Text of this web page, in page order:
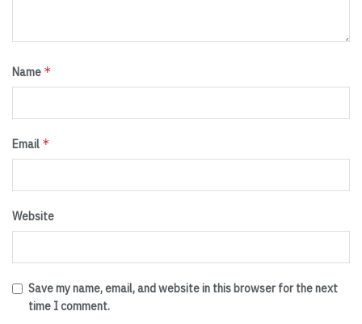
Name *
Email *
Website
Save my name, email, and website in this browser for the next
time I comment.